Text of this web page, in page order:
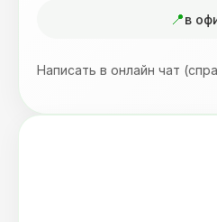
в
Написать в онлайн чат